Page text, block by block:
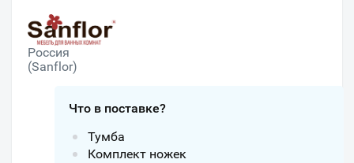
Россия
(Sanflor)
Что в поставке?
Тумба
Комплект ножек